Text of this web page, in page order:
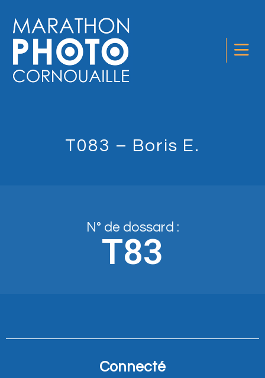
T083 – Boris E.
N° de dossard :
T83
Connecté